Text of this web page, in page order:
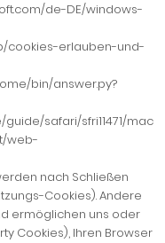
de-DE/windows-
cookies-erlauben-und-
bin/answer.py?
safari/sfri11471/mac
web-
nach Schließen
Cookies). Andere
ermöglichen uns oder
Cookies), Ihren Browser